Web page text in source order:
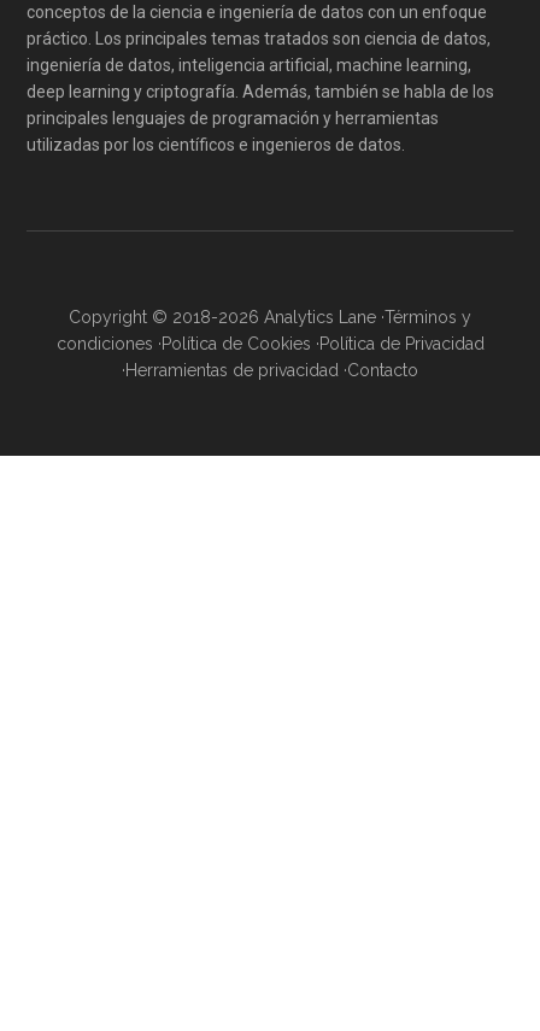
conceptos de la ciencia e ingeniería de datos con un enfoque
práctico. Los principales temas tratados son ciencia de datos,
ingeniería de datos, inteligencia artificial, machine learning,
deep learning y criptografía. Además, también se habla de los
principales lenguajes de programación y herramientas
utilizadas por los científicos e ingenieros de datos.
Copyright © 2018-2026 Analytics Lane ·Términos y
condiciones ·Política de Cookies ·Política de Privacidad
·Herramientas de privacidad ·Contacto